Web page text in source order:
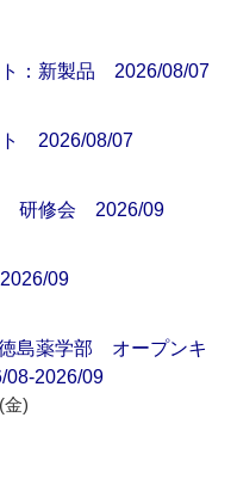
ト：新製品 2026/08/07
ト 2026/08/07
研修会 2026/09
09
島薬学部 オープンキ
2026/09
金)